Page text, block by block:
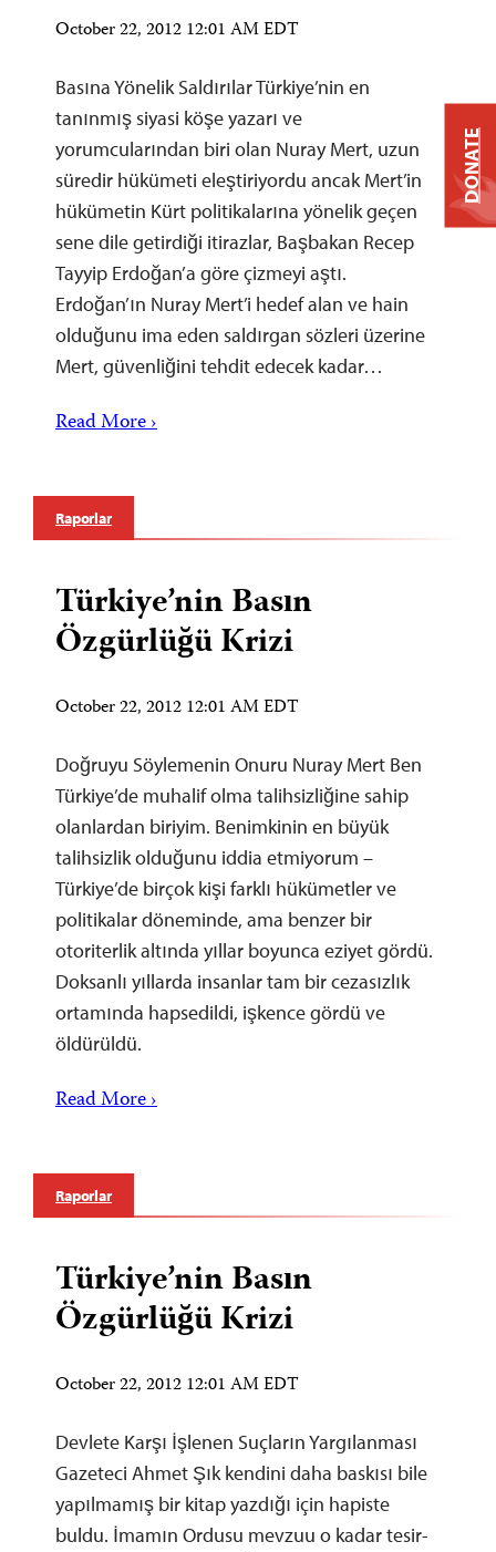
October 22, 2012 12:01 AM EDT
Basına Yönelik Saldırılar Türkiye’nin en
tanınmış siyasi köşe yazarı ve
yorumcularından biri olan Nuray Mert, uzun
süredir hükümeti eleştiriyordu ancak Mert’in
hükümetin Kürt politikalarına yönelik geçen
sene dile getirdiği itirazlar, Başbakan Recep
Tayyip Erdoğan’a göre çizmeyi aştı.
Erdoğan’ın Nuray Mert’i hedef alan ve hain
olduğunu ima eden saldırgan sözleri üzerine
Mert, güvenliğini tehdit edecek kadar…
Read More ›
Raporlar
Türkiye’nin Basın
Özgürlüğü Krizi
October 22, 2012 12:01 AM EDT
Doğruyu Söylemenin Onuru Nuray Mert Ben
Türkiye’de muhalif olma talihsizliğine sahip
olanlardan biriyim. Benimkinin en büyük
talihsizlik olduğunu iddia etmiyorum –
Türkiye’de birçok kişi farklı hükümetler ve
politikalar döneminde, ama benzer bir
otoriterlik altında yıllar boyunca eziyet gördü.
Doksanlı yıllarda insanlar tam bir cezasızlık
ortamında hapsedildi, işkence gördü ve
öldürüldü.
Read More ›
Raporlar
Türkiye’nin Basın
Özgürlüğü Krizi
October 22, 2012 12:01 AM EDT
Devlete Karşı İşlenen Suçların Yargılanması
Gazeteci Ahmet Şık kendini daha baskısı bile
yapılmamış bir kitap yazdığı için hapiste
buldu. İmamın Ordusu mevzuu o kadar tesir-
DONATE